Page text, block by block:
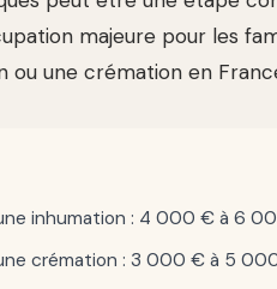
majeure pour les
ou une crémation en
inhumation : 4 000 € à 6
crémation : 3 000 € à 5